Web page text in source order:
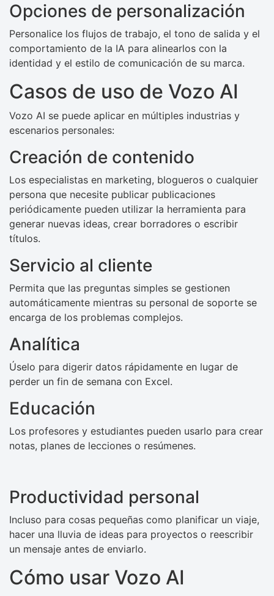
Opciones de personalización
Personalice los flujos de trabajo, el tono de salida y el
comportamiento de la IA para alinearlos con la
identidad y el estilo de comunicación de su marca.
Casos de uso de Vozo AI
Vozo AI se puede aplicar en múltiples industrias y
escenarios personales:
Creación de contenido
Los especialistas en marketing, blogueros o cualquier
persona que necesite publicar publicaciones
periódicamente pueden utilizar la herramienta para
generar nuevas ideas, crear borradores o escribir
títulos.
Servicio al cliente
Permita que las preguntas simples se gestionen
automáticamente mientras su personal de soporte se
encarga de los problemas complejos.
Analítica
Úselo para digerir datos rápidamente en lugar de
perder un fin de semana con Excel.
Educación
Los profesores y estudiantes pueden usarlo para crear
notas, planes de lecciones o resúmenes.
Productividad personal
Incluso para cosas pequeñas como planificar un viaje,
hacer una lluvia de ideas para proyectos o reescribir
un mensaje antes de enviarlo.
Cómo usar Vozo AI